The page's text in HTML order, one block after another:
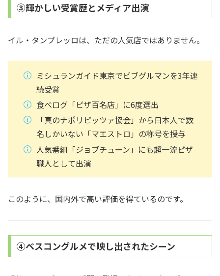
③輝かしい受賞歴とメディア出演
イル・タンブレッロは、ただの人気店ではありません。
ミシュランガイド東京でビブグルマンを3年連
続受賞
食べログ「ピザ百名店」に6度選出
「真のナポリピッツァ協会」から日本人で数
名しかいない「マエストロ」の称号を授与
人気番組「ジョブチューン」にも超一流ピザ
職人として出演
このように、国内外で高い評価を得ているのです。
④ベスコングルメで映し出されたシーン